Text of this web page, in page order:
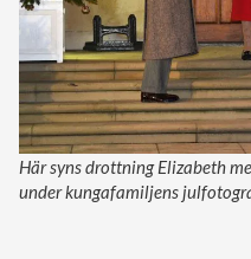
Här syns drottning Elizabeth
under kungafamiljens